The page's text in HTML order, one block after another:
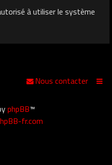
à utiliser le système
Nous contacter
phpBB™
fr.com